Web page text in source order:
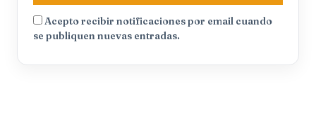
Acepto recibir notificaciones por email cuando
se publiquen nuevas entradas.